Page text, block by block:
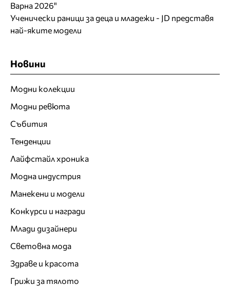
Варна 2026"
Ученически раници за деца и младежи - JD представя
най-яките модели
Новини
Модни колекции
Модни ревюта
Събития
Тенденции
Лайфстайл хроника
Модна индустрия
Манекени и модели
Конкурси и награди
Млади дизайнери
Световна мода
Здраве и красота
Грижи за тялото